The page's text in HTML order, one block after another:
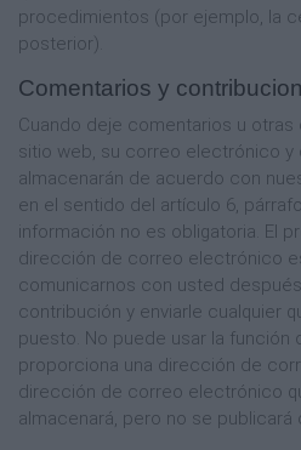
procedimientos (por ejemplo, la
posterior).
Comentarios y
Cuando deje comentarios u
sitio web, su correo electrónico y
almacenarán de acuerdo con
en el sentido del artículo 6,
información no es obligatoria. El
dirección de correo electrónico
comunicarnos con usted
contribución y enviarle cualquier
puesto. No puede usar la función
proporciona una dirección de
dirección de correo electrónico
almacenará, pero no se publicará